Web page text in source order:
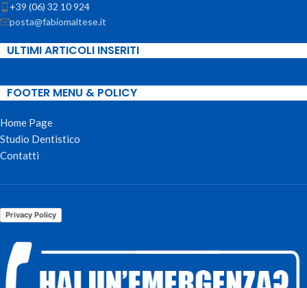
+39 (06) 32 10 924
posta@fabiomaltese.it
ULTIMI ARTICOLI INSERITI
FOOTER MENU & POLICY
Home Page
Studio Dentistico
Contatti
Privacy Policy